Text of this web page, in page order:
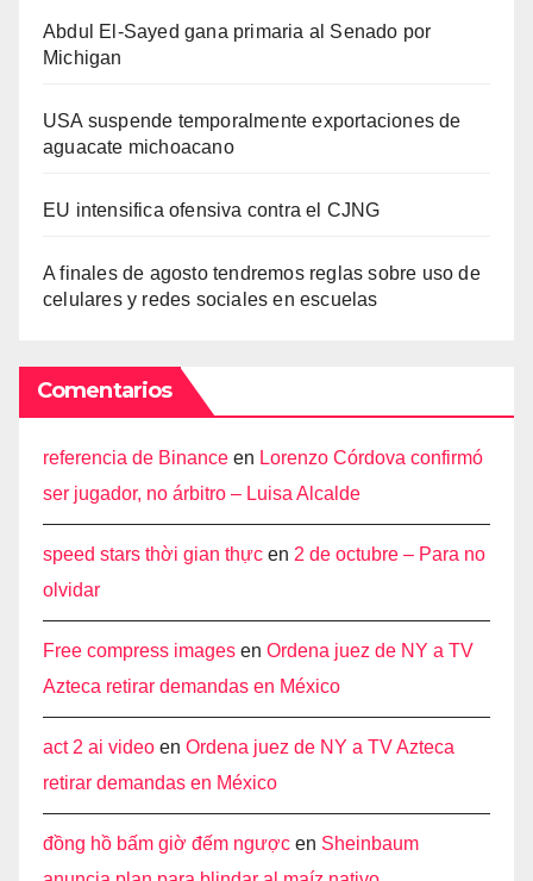
Abdul El-Sayed gana primaria al Senado por
Michigan
USA suspende temporalmente exportaciones de
aguacate michoacano
EU intensifica ofensiva contra el CJNG
A finales de agosto tendremos reglas sobre uso de
celulares y redes sociales en escuelas
Comentarios
referencia de Binance en Lorenzo Córdova confirmó
ser jugador, no árbitro – Luisa Alcalde
speed stars thời gian thực en 2 de octubre – Para no
olvidar
Free compress images en Ordena juez de NY a TV
Azteca retirar demandas en México
act 2 ai video en Ordena juez de NY a TV Azteca
retirar demandas en México
đồng hồ bấm giờ đếm ngược en Sheinbaum